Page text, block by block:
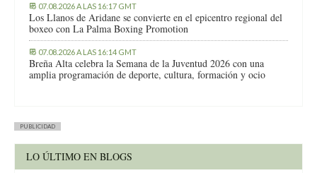
07.08.2026 A LAS 16:17 GMT
Los Llanos de Aridane se convierte en el epicentro regional del
boxeo con La Palma Boxing Promotion
07.08.2026 A LAS 16:14 GMT
Breña Alta celebra la Semana de la Juventud 2026 con una
amplia programación de deporte, cultura, formación y ocio
PUBLICIDAD
LO ÚLTIMO EN BLOGS